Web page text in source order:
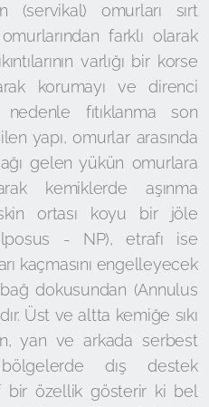
omurları sırt
farklı olarak
varlığı bir korse
korumayı ve direnci
nedenle fıtıklanma son
yapı, omurlar arasında
gelen yükün omurlara
kemiklerde aşınma
ortası koyu bir jöle
- NP), etrafı ise
kaçmasını engelleyecek
bağ dokusundan (Annulus
Üst ve altta kemiğe sıkı
yan ve arkada serbest
dış destek
bir özellik gösterir ki bel